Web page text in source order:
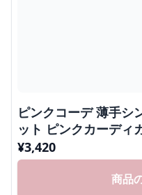
ピンクコーデ 薄手シ
ット ピンクカーディ
¥3,420
商品